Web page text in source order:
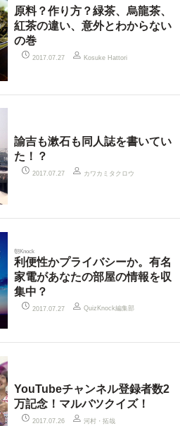
原料？作り方？緑茶、烏龍茶、
紅茶の違い、意外とわからない
の巻
2017.07.27 Kosuke Hattori
諭吉も漱石も同人誌を書いてい
た！？
2017.07.27 カワカミタクロウ
朝Knock
利便性かプライバシーか。有名
家電があなたの部屋の情報を収
集中？
2017.07.27 QuizKnock編集部
YouTubeチャンネル登録者数2
万記念！マルバツクイズ！
2017.07.26 河村・拓哉